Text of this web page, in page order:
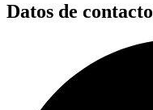
Datos de contacto